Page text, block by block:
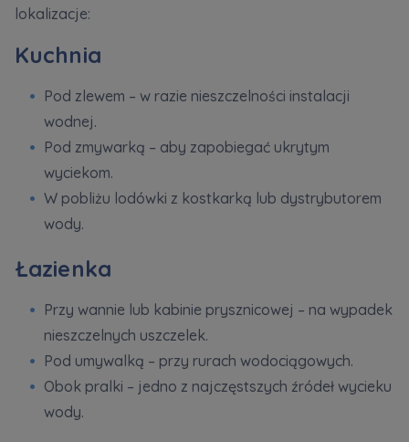
lokalizacje:
Kuchnia
Pod zlewem – w razie nieszczelności instalacji
wodnej.
Pod zmywarką – aby zapobiegać ukrytym
wyciekom.
W pobliżu lodówki z kostkarką lub dystrybutorem
wody.
Łazienka
Przy wannie lub kabinie prysznicowej – na wypadek
nieszczelnych uszczelek.
Pod umywalką – przy rurach wodociągowych.
Obok pralki – jedno z najczęstszych źródeł wycieku
wody.